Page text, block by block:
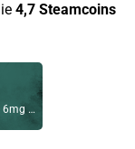
4,7 Steamcoins
10ml